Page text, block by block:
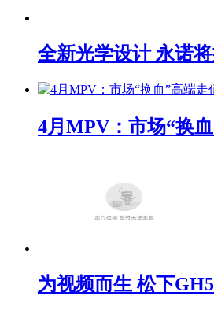
全新光学设计 永诺
4月MPV：市场“换
为视频而生 松下